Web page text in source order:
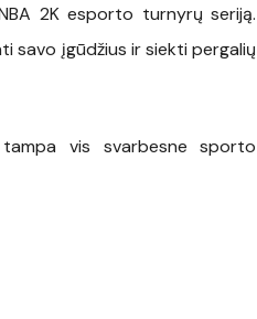
2K esporto turnyrų seriją.
savo įgūdžius ir siekti pergalių
vis svarbesne sporto